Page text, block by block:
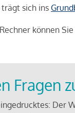
sich ins
können
Fragen
Der